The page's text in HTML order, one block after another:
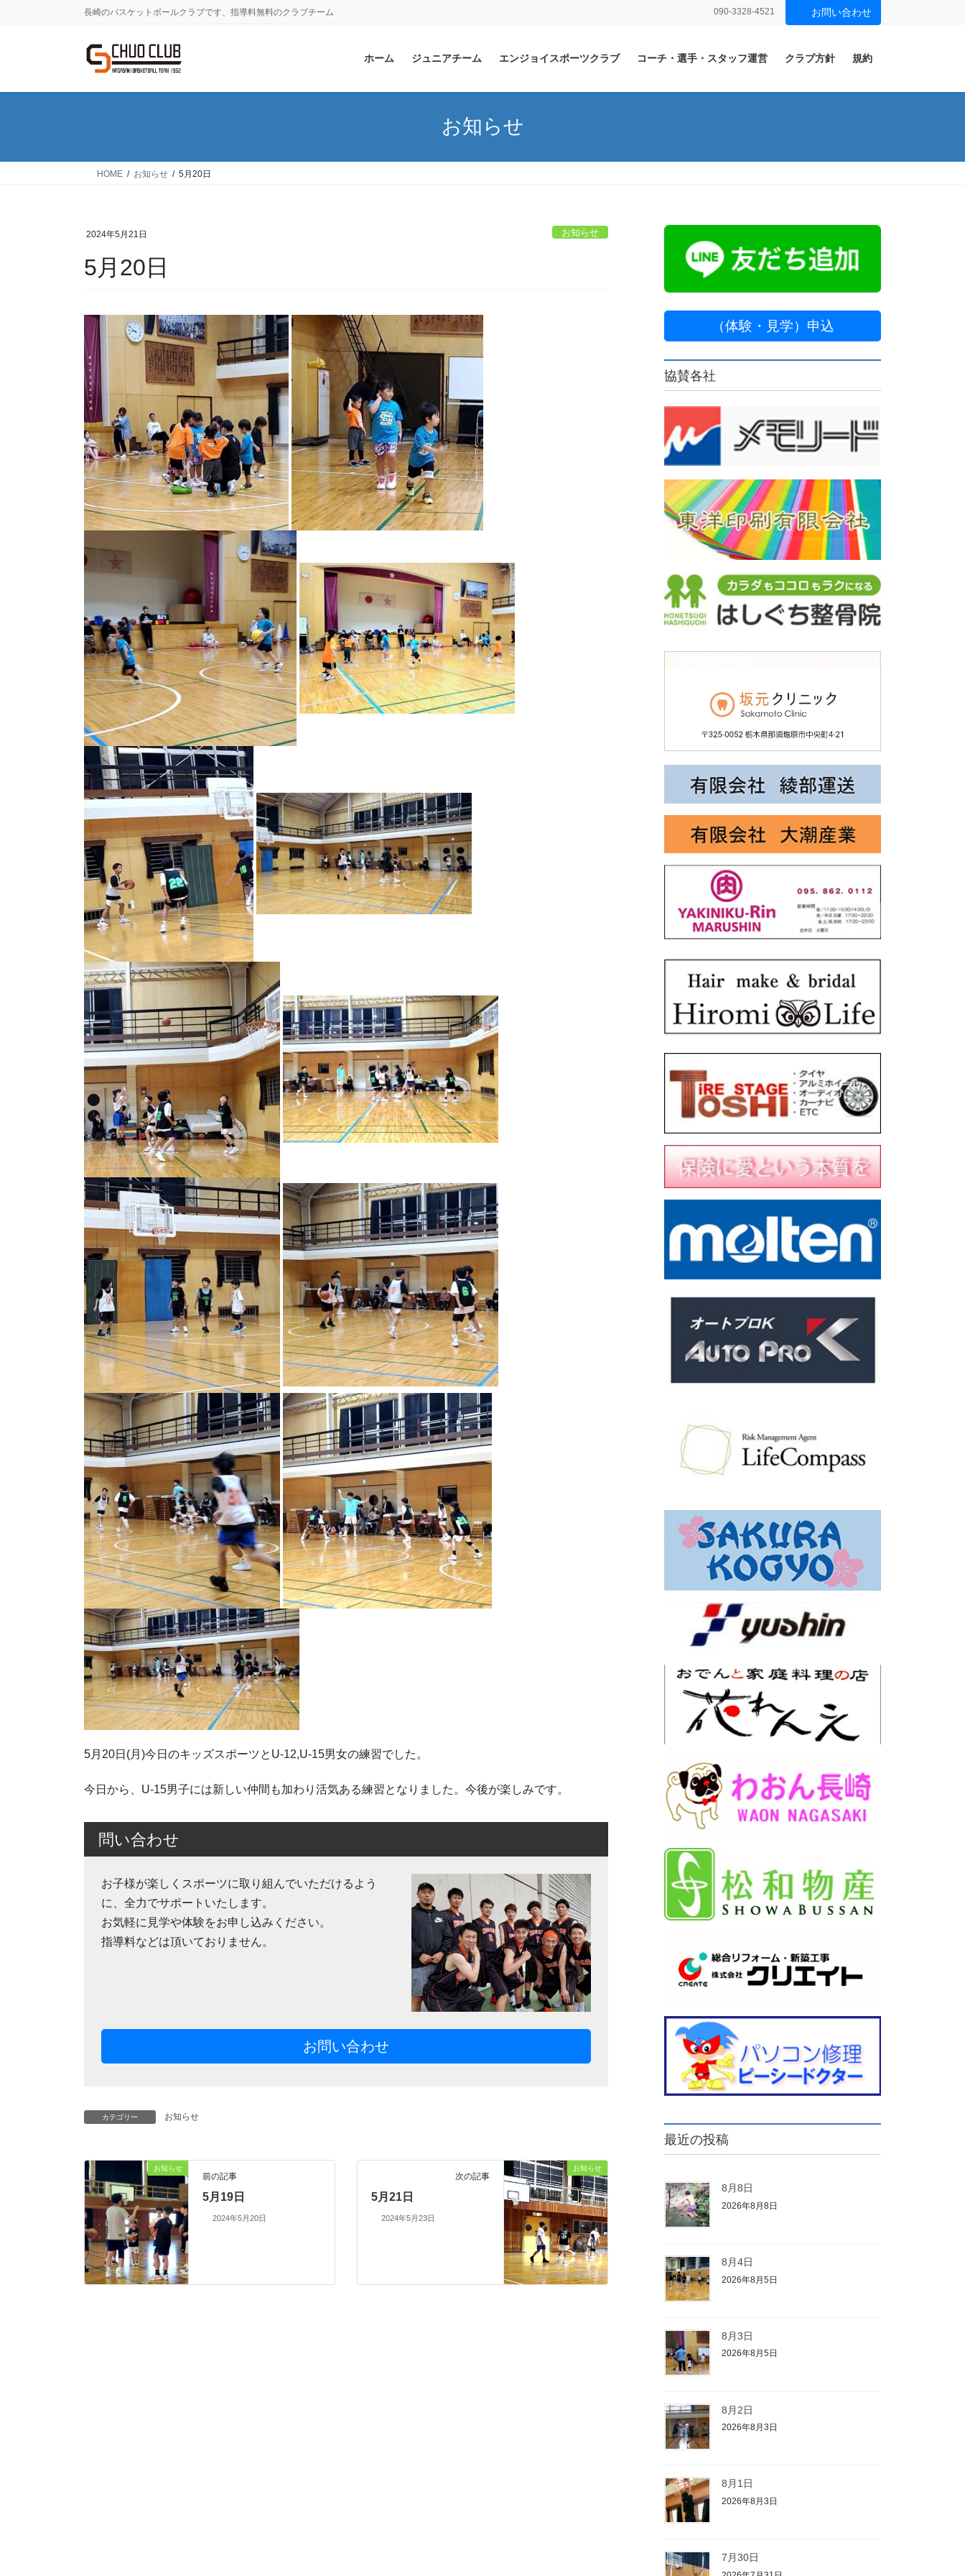
に
ョ
動
長崎のバスケットボールクラブです、指導料無料のクラブチーム 090-3328-4521 お問い合わせ
ホーム ジュニアチーム エンジョイスポーツクラブ コーチ・選手・スタッフ運営 クラブ方針 規約
お知らせ
HOME お知らせ 5月20日
2024年5月21日 お知らせ
5月20日
5月20日(月)今日のキッズスポーツとU-12,U-15男女の練習でした。
今日から、U-15男子には新しい仲間も加わり活気ある練習となりました。今後が楽しみです。
問い合わせ
お子様が楽しくスポーツに取り組んでいただけるよう
に、全力でサポートいたします。
お気軽に見学や体験をお申し込みください。
指導料などは頂いておりません。
お問い合わせ
カテゴリー お知らせ
お知らせ
前の記事
5月19日
2024年5月20日
お知らせ
次の記事
5月21日
2024年5月23日
（体験・見学）申込
協賛各社
最近の投稿
8月8日
2026年8月8日
8月4日
2026年8月5日
8月3日
2026年8月5日
8月2日
2026年8月3日
8月1日
2026年8月3日
7月30日